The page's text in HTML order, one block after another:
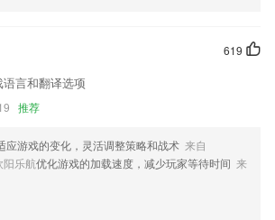
新版安装更新了什么?
，提升用户体验
入口网页版的介绍，如果您喜欢这款软件，您可
评论，说出您的使用经历，以帮助我们更好的对产
边框和极速编辑
619
言和翻译选项
推荐
应游戏的变化，灵活调整策略和战术 来自
乐航优化游戏的加载速度，减少玩家等待时间 来